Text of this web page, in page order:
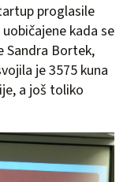
proglasile
kada se
Sandra Bortek,
je 3575 kuna
a još toliko